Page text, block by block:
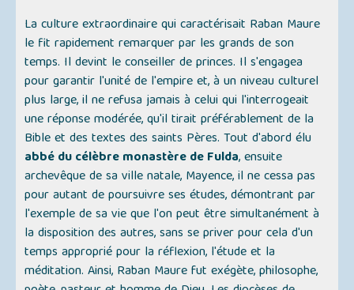
La culture extraordinaire qui caractérisait Raban Maure
le fit rapidement remarquer par les grands de son
temps. Il devint le conseiller de princes. Il s'engagea
pour garantir l'unité de l'empire et, à un niveau culturel
plus large, il ne refusa jamais à celui qui l'interrogeait
une réponse modérée, qu'il tirait préférablement de la
Bible et des textes des saints Pères. Tout d'abord élu
abbé du célèbre monastère de Fulda, ensuite
archevêque de sa ville natale, Mayence, il ne cessa pas
pour autant de poursuivre ses études, démontrant par
l'exemple de sa vie que l'on peut être simultanément à
la disposition des autres, sans se priver pour cela d'un
temps approprié pour la réflexion, l'étude et la
méditation. Ainsi, Raban Maure fut exégète, philosophe,